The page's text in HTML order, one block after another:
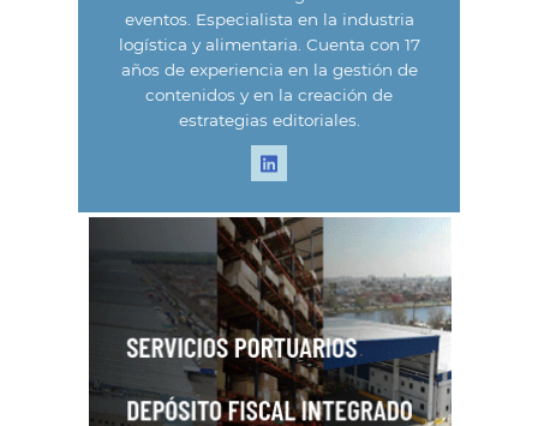
eventos. Especialista en la industria
logística y alimentaria. Cuenta con 17
años de experiencia en la gestión de
contenidos y en la creación de
estrategias editoriales.